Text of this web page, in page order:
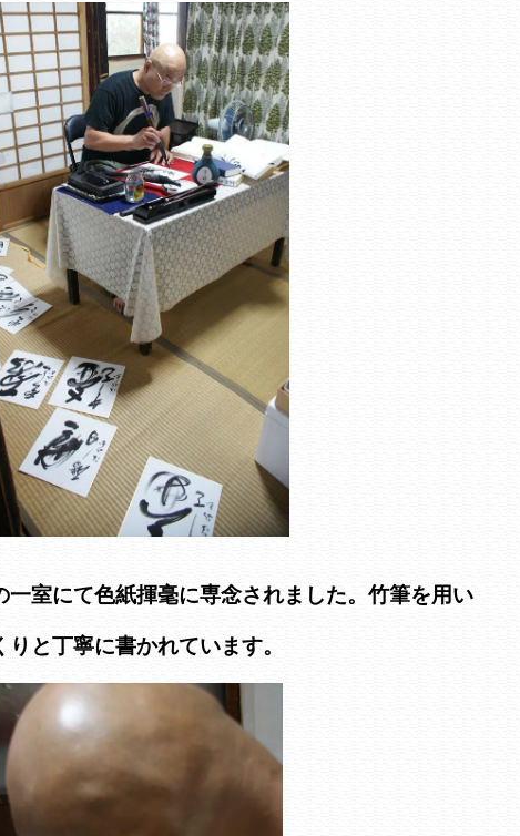
一室にて色紙揮毫に専念されました。竹筆を用い
と丁寧に書かれています。